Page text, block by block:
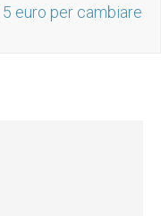
5 euro per cambiare